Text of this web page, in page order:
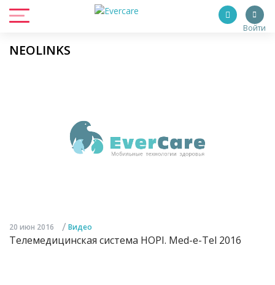
Войти
NEOLINKS
20 июн 2016 / Видео
Телемедицинская система HOPI. Med-e-Tel 2016